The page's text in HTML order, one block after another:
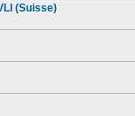
(Suisse)